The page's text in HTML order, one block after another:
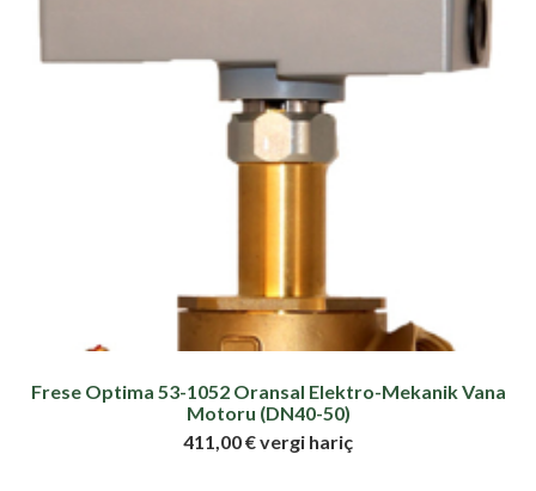
Frese Optima 53-1052 Oransal Elektro-Mekanik Vana
Motoru (DN40-50)
411,00 € vergi hariç